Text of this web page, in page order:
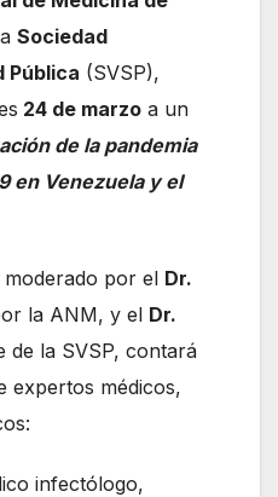
Sociedad
Pública (SVSP),
24 de marzo a un
de la pandemia
en Venezuela y el
moderado por el Dr.
la ANM, y el Dr.
de la SVSP, contará
expertos médicos,
infectólogo,